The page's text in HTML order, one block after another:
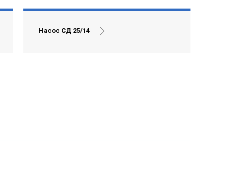
Насос СД 25/14